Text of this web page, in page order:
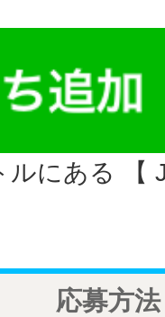
ルにある 【
応募方法